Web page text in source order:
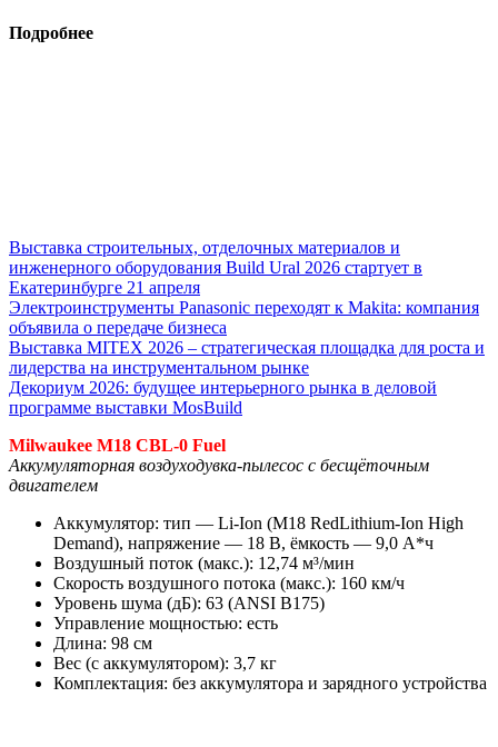
Подробнее
Выставка строительных, отделочных материалов и
инженерного оборудования Build Ural 2026 стартует в
Екатеринбурге 21 апреля
Электроинструменты Panasonic переходят к Makita: компания
объявила о передаче бизнеса
Выставка MITEX 2026 – стратегическая площадка для роста и
лидерства на инструментальном рынке
Декориум 2026: будущее интерьерного рынка в деловой
программе выставки MosBuild
Milwaukee M18 CBL-0 Fuel
Аккумуляторная воздуходувка-пылесос с бесщёточным
двигателем
Аккумулятор: тип — Li-Ion (M18 RedLithium-Ion High
Demand), напряжение — 18 В, ёмкость — 9,0 А*ч
Воздушный поток (макс.): 12,74 м³/мин
Скорость воздушного потока (макс.): 160 км/ч
Уровень шума (дБ): 63 (ANSI B175)
Управление мощностью: есть
Длина: 98 см
Вес (с аккумулятором): 3,7 кг
Комплектация: без аккумулятора и зарядного устройства